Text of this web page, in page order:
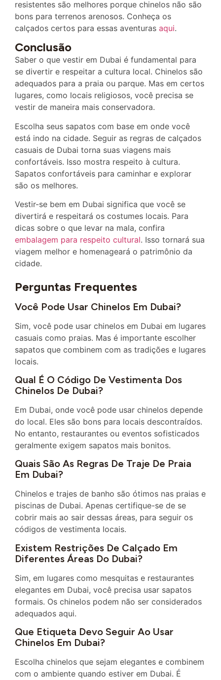
resistentes são melhores porque chinelos não são
bons para terrenos arenosos. Conheça os
calçados certos para essas aventuras aqui.
Conclusão
Saber o que vestir em Dubai é fundamental para
se divertir e respeitar a cultura local. Chinelos são
adequados para a praia ou parque. Mas em certos
lugares, como locais religiosos, você precisa se
vestir de maneira mais conservadora.
Escolha seus sapatos com base em onde você
está indo na cidade. Seguir as regras de calçados
casuais de Dubai torna suas viagens mais
confortáveis. Isso mostra respeito à cultura.
Sapatos confortáveis ​​para caminhar e explorar
são os melhores.
Vestir-se bem em Dubai significa que você se
divertirá e respeitará os costumes locais. Para
dicas sobre o que levar na mala, confira
embalagem para respeito cultural. Isso tornará sua
viagem melhor e homenageará o patrimônio da
cidade.
Perguntas Frequentes
Você Pode Usar Chinelos Em Dubai?
Sim, você pode usar chinelos em Dubai em lugares
casuais como praias. Mas é importante escolher
sapatos que combinem com as tradições e lugares
locais.
Qual É O Código De Vestimenta Dos
Chinelos De Dubai?
Em Dubai, onde você pode usar chinelos depende
do local. Eles são bons para locais descontraídos.
No entanto, restaurantes ou eventos sofisticados
geralmente exigem sapatos mais bonitos.
Quais São As Regras De Traje De Praia
Em Dubai?
Chinelos e trajes de banho são ótimos nas praias e
piscinas de Dubai. Apenas certifique-se de se
cobrir mais ao sair dessas áreas, para seguir os
códigos de vestimenta locais.
Existem Restrições De Calçado Em
Diferentes Áreas Do Dubai?
Sim, em lugares como mesquitas e restaurantes
elegantes em Dubai, você precisa usar sapatos
formais. Os chinelos podem não ser considerados
adequados aqui.
Que Etiqueta Devo Seguir Ao Usar
Chinelos Em Dubai?
Escolha chinelos que sejam elegantes e combinem
com o ambiente quando estiver em Dubai. É